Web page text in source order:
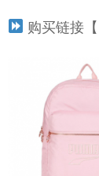
购买链接【